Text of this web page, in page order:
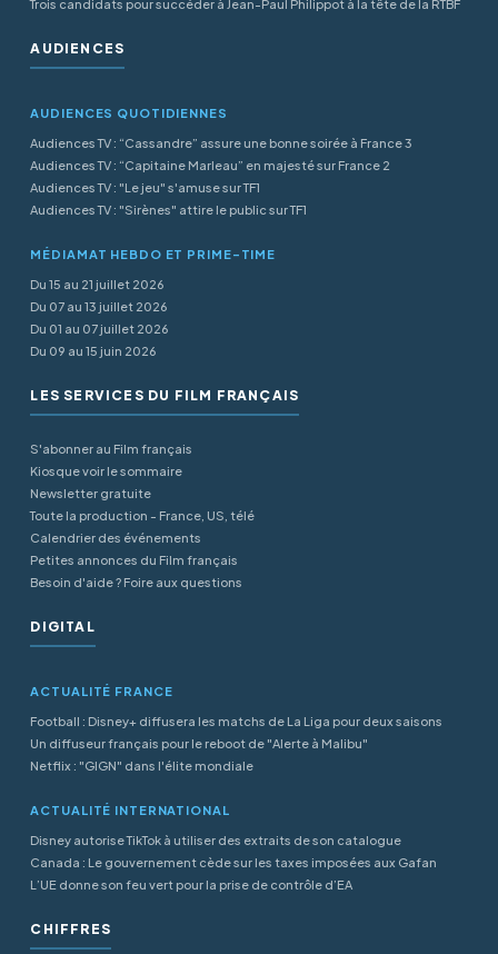
Trois candidats pour succéder à Jean-Paul Philippot à la tête de la RTBF
AUDIENCES
AUDIENCES QUOTIDIENNES
Audiences TV : “Cassandre” assure une bonne soirée à France 3
Audiences TV : “Capitaine Marleau” en majesté sur France 2
Audiences TV : "Le jeu" s'amuse sur TF1
Audiences TV : "Sirènes" attire le public sur TF1
MÉDIAMAT HEBDO ET PRIME-TIME
Du 15 au 21 juillet 2026
Du 07 au 13 juillet 2026
Du 01 au 07 juillet 2026
Du 09 au 15 juin 2026
LES SERVICES DU FILM FRANÇAIS
S'abonner au Film français
Kiosque voir le sommaire
Newsletter gratuite
Toute la production - France, US, télé
Calendrier des événements
Petites annonces du Film français
Besoin d'aide ? Foire aux questions
DIGITAL
ACTUALITÉ FRANCE
Football : Disney+ diffusera les matchs de La Liga pour deux saisons
Un diffuseur français pour le reboot de "Alerte à Malibu"
Netflix : "GIGN" dans l'élite mondiale
ACTUALITÉ INTERNATIONAL
Disney autorise TikTok à utiliser des extraits de son catalogue
Canada : Le gouvernement cède sur les taxes imposées aux Gafan
L’UE donne son feu vert pour la prise de contrôle d’EA
CHIFFRES